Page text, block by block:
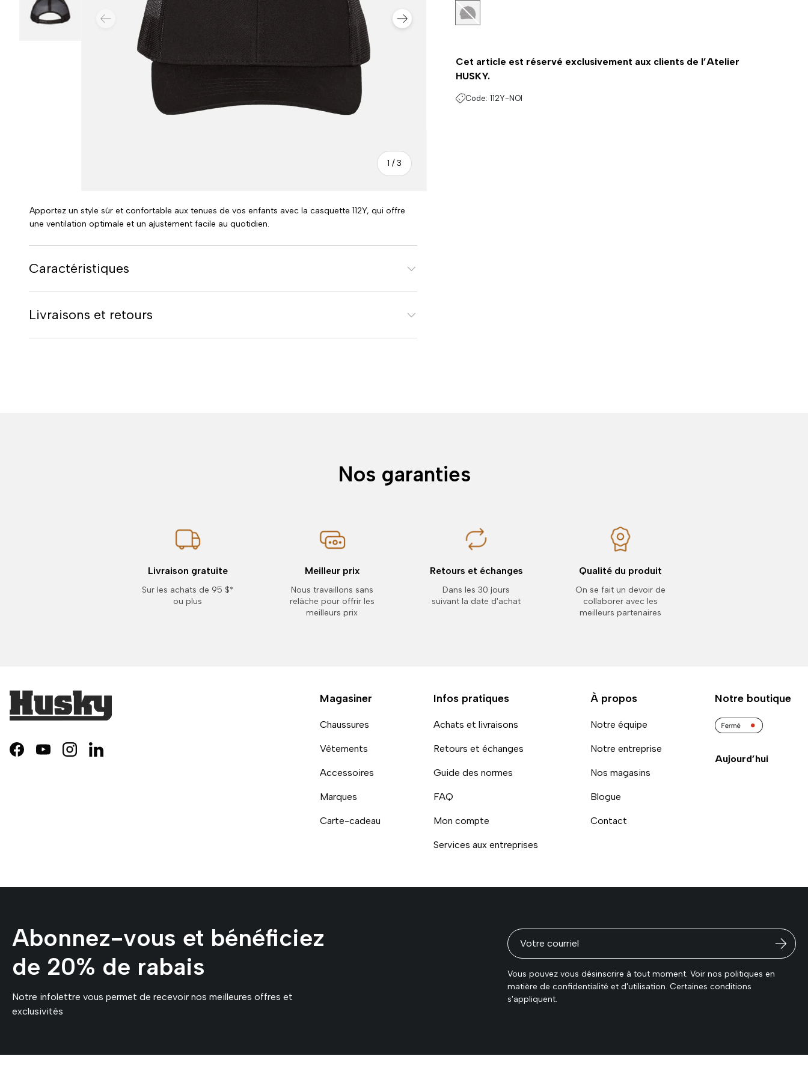
PRÉCÉDENT
1 /de
3
SUIVANT
Charger l’image 3 dans la vue de galerie
Apportez un style sûr et confortable aux tenues de vos enfants avec la casquette 112Y, qui offre
une ventilation optimale et un ajustement facile au quotidien.
Caractéristiques
Livraisons et retours
Noir
Cet article est réservé exclusivement aux clients de l’Atelier
HUSKY.
Code:112Y-NOI
Nos garanties
Livraison gratuite
Sur les achats de 95 $*
ou plus
Meilleur prix
Nous travaillons sans
relâche pour offrir les
meilleurs prix
Retours et échanges
Dans les 30 jours
suivant la date d'achat
Qualité du produit
On se fait un devoir de
collaborer avec les
meilleurs partenaires
FacebookYouTubeInstagramLinkedIn
Magasiner
Chaussures
Vêtements
Accessoires
Marques
Carte-cadeau
Infos pratiques
Achats et livraisons
Retours et échanges
Guide des normes
FAQ
Mon compte
Services aux entreprises
À propos
Notre équipe
Notre entreprise
Nos magasins
Blogue
Contact
Notre boutique
Aujourd’hui
Abonnez-vous et bénéficiez
de 20% de rabais
Notre infolettre vous permet de recevoir nos meilleures offres et
exclusivités
Vous pouvez vous désinscrire à tout moment. Voir nos politiques en
matière de confidentialité et d'utilisation. Certaines conditions
s'appliquent.